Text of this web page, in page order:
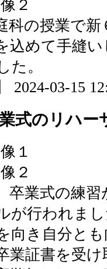
科の授業で
込めて手縫
た。
2024-03-15
式のリハー
卒業式の練
が行われま
向き自分と
業証書を受